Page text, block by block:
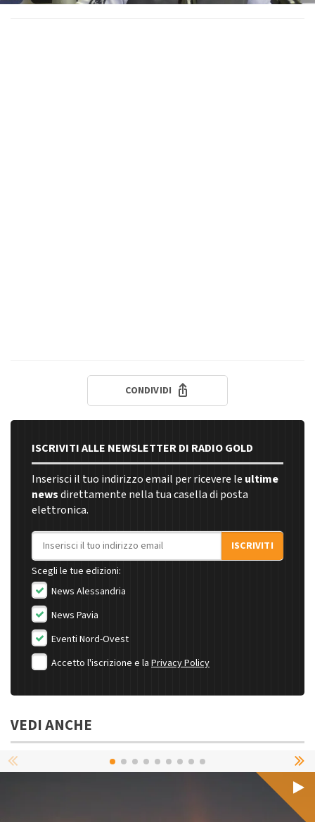
CONDIVIDI
ISCRIVITI ALLE NEWSLETTER DI RADIO GOLD
Inserisci il tuo indirizzo email per ricevere le ultime
newsdirettamente nella tua casella di posta
elettronica.
Indirizzo email
ISCRIVITI
Scegli le tue edizioni:
News Alessandria
News Pavia
Eventi Nord-Ovest
Accetto l'iscrizione e la Privacy Policy
VEDI ANCHE